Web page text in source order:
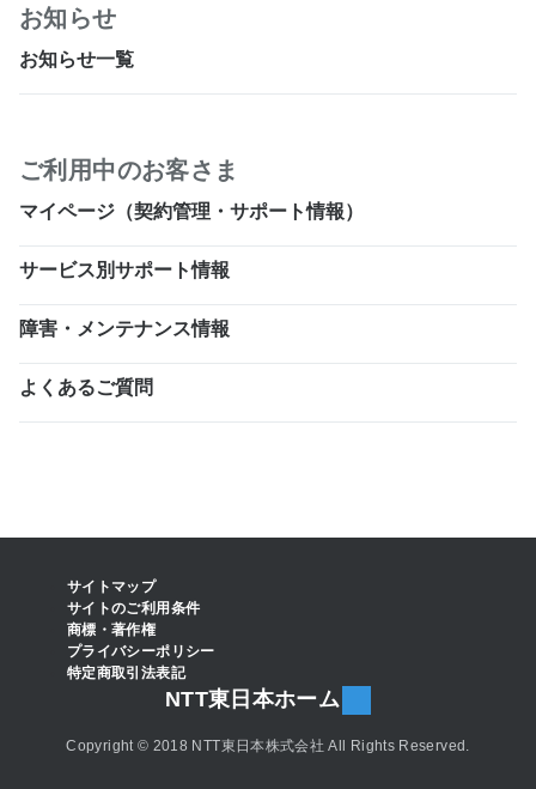
お知らせ
お知らせ一覧
ご利用中のお客さま
マイページ（契約管理・サポート情報）
サービス別サポート情報
障害・メンテナンス情報
よくあるご質問
サイトマップ
サイトのご利用条件
商標・著作権
プライバシーポリシー
特定商取引法表記
NTT東日本ホーム
Copyright © 2018 NTT東日本株式会社 All Rights Reserved.